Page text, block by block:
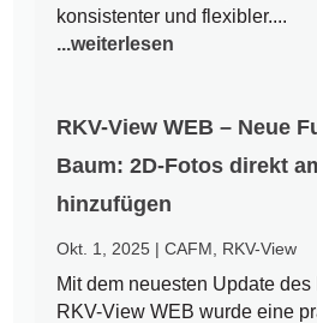
konsistenter und flexibler....
...weiterlesen
RKV-View WEB – Neue
Baum: 2D-Fotos direkt
hinzufügen
Okt. 1, 2025 |CAFM RKV-View
Mit dem neuesten Update
RKV-View WEB wurde eine